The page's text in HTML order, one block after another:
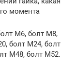
момента
М6, болт М8,
болт М24, болт
М48, болт М52.